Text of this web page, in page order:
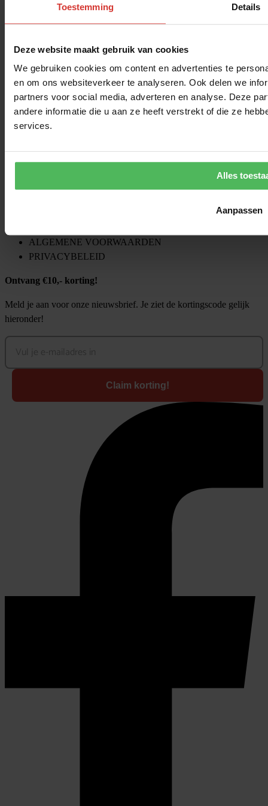
Toestemming Details
Deze website maakt gebruik van cookies
We gebruiken cookies om content en advertenties te
en om ons websiteverkeer te analyseren. Ook delen we
partners voor social media, adverteren en analyse. Deze
andere informatie die u aan ze heeft verstrekt of die ze
services.
Alles
Aanpassen
ONZE ACTIES
VERZENDING & RETOUR
CONTACT
OVER ONS
RAY-BAN ZONNEBRILLEN
SPORTBRILLEN
OAKLEY BRILLEN
2E BRIL, 35% KORTING
BRILLEN MET HELDER GLAS
ALGEMENE VOORWAARDEN
PRIVACYBELEID
Ontvang €10,- korting!
Meld je aan voor onze nieuwsbrief. Je ziet de kortingscode gelijk
hieronder!
Claim korting!